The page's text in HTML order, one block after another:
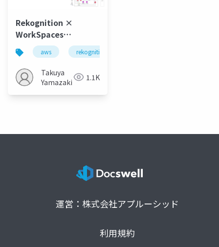
Rekognition ×
WorkSpaces
Applicationsで写真の
”映り込み” を守る
aws rekognition
Takuya
Yamazaki
1.1K
運営：株式会社アプルーシッド
利用規約